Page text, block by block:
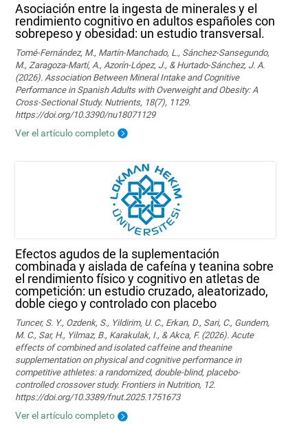
Asociación entre la ingesta de minerales y el
rendimiento cognitivo en adultos españoles con
sobrepeso y obesidad: un estudio transversal.
Tomé-Fernández, M., Martín-Manchado, L., Sánchez-Sansegundo,
M., Zaragoza-Martí, A., Azorín-López, J., & Hurtado-Sánchez, J. A.
(2026). Association Between Mineral Intake and Cognitive
Performance in Spanish Adults with Overweight and Obesity: A
Cross-Sectional Study. Nutrients, 18(7), 1129.
https://doi.org/10.3390/nu18071129
Ver el artículo completo
Efectos agudos de la suplementación
combinada y aislada de cafeína y teanina sobre
el rendimiento físico y cognitivo en atletas de
competición: un estudio cruzado, aleatorizado,
doble ciego y controlado con placebo
Tuncer, S. Y., Ozdenk, S., Yildirim, U. C., Erkan, D., Sari, C., Gundem,
M. C., Sar, H., Yilmaz, B., Karakulak, I., & Akca, F. (2026). Acute
effects of combined and isolated caffeine and theanine
supplementation on physical and cognitive performance in
competitive athletes: a randomized, double-blind, placebo-
controlled crossover study. Frontiers in Nutrition, 12.
https://doi.org/10.3389/fnut.2025.1751673
Ver el artículo completo